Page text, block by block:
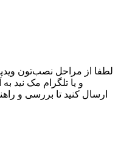
لطفا از مراحل نصب‌تون